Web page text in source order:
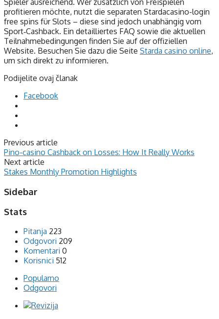
profitieren möchte, nutzt die separaten Stardacasino-login
free spins für Slots – diese sind jedoch unabhängig vom
Sport‑Cashback. Ein detailliertes FAQ sowie die aktuellen
Teilnahmebedingungen finden Sie auf der offiziellen
Website. Besuchen Sie dazu die Seite Starda casino online,
um sich direkt zu informieren.
Podijelite ovaj članak
Facebook
Previous article
Pino-casino Cashback on Losses: How It Really Works
Next article
Stakes Monthly Promotion Highlights
Sidebar
Stats
Pitanja 223
Odgovori 209
Komentari 0
Korisnici 512
Popularno
Odgovori